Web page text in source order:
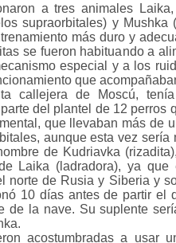
a tres animales
supraorbitales) y Mushka
más duro y
se fueron habituando a
especial y a los
que
callejera de Moscú,
del plantel de 12 perros
que llevaban más de
aunque esta vez sería
de Kudriavka
Laika (ladradora), ya
norte de Rusia y Siberia y
10 días antes de partir el
de la nave. Su suplente
acostumbradas a usar